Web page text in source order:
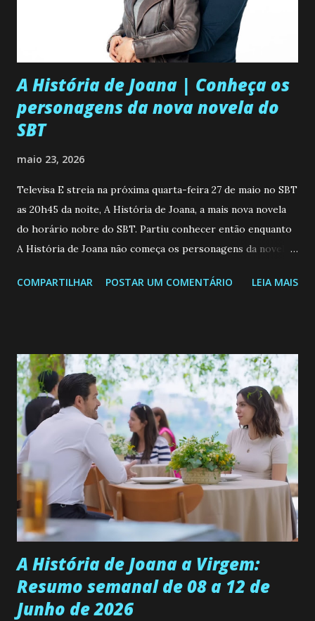
A História de Joana | Conheça os
personagens da nova novela do
SBT
maio 23, 2026
Televisa E streia na próxima quarta-feira 27 de maio no SBT
as 20h45 da noite, A História de Joana, a mais nova novela
do horário nobre do SBT. Partiu conhecer então enquanto
A História de Joana não começa os personagens da novela?
de 25/05/26 a 31/05/26 JOANA GUADALUPE (Camila
permanecer virgem até encontrar o homem que realmente
ama, o que não é fácil, já que dedica todas as suas energias a
se aprimorar, trabalhando, estudando e se orgulhando de
ser a primeira mulher da família a ingressar na
universidade. Ela tem uma personalidade muito alegre, é
muito madura para a idade, determinada, criativa e
empática. Detesta injustiças e é uma ótima amiga. Pode ser
teimosa e muito persistente quando decide fazer algo.
Durante um exame ginecológico, ela é inseminada por eng...
COMPARTILHAR POSTAR UM COMENTÁRIO LEIA MAIS
A História de Joana a Virgem:
Resumo semanal de 08 a 12 de
Junho de 2026